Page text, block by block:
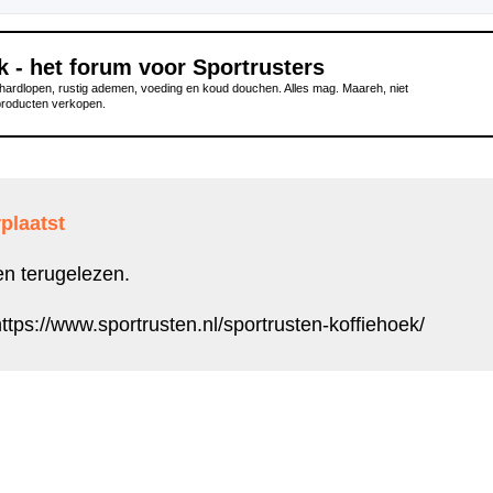
- het forum voor Sportrusters
rustig ademen, voeding en koud douchen. Alles mag. Maareh, niet
verkopen.
terugelezen.
www.sportrusten.nl/sportrusten-koffiehoek/